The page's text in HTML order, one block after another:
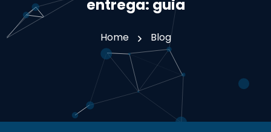
entrega: guia
Home Blog